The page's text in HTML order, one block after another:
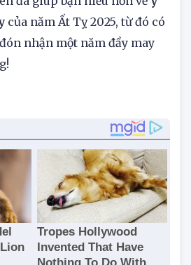
đã giúp bạn hiểu hơn về ý
của năm Ất Tỵ 2025, từ đó có
nhận một năm đầy may